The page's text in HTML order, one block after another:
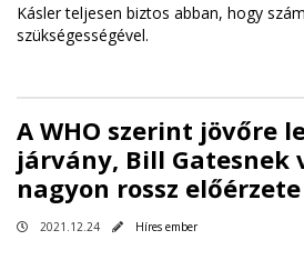
Kásler teljesen biztos abban, hogy
szükségességével.
A WHO szerint jövőre
járvány, Bill Gatesnek
nagyon rossz
2021.12.24 Híres ember